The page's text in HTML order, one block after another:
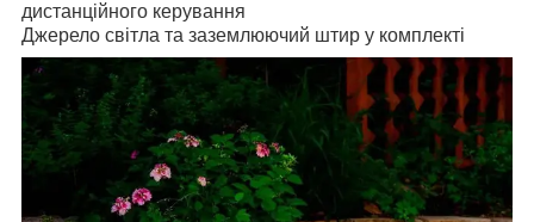
дистанційного керування
Джерело світла та заземлюючий штир у комплекті